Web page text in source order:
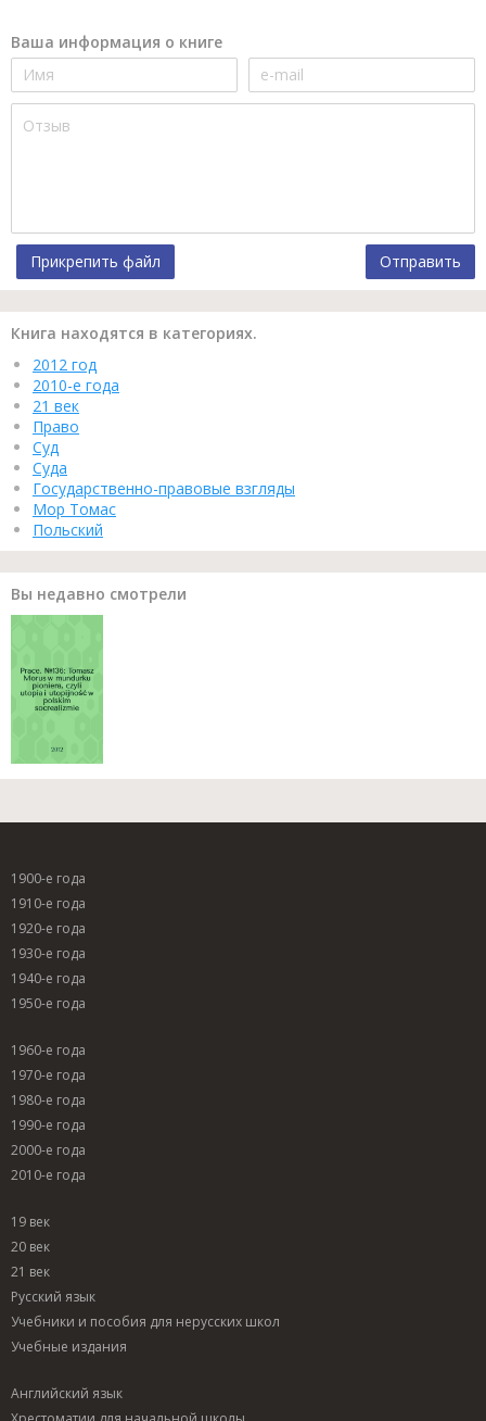
Ваша информация о книге
Прикрепить файл Отправить
Книга находятся в категориях.
2012 год
2010-е года
21 век
Право
Суд
Суда
Государственно-правовые взгляды
Мор Томас
Польский
Вы недавно смотрели
1900-е года
1910-е года
1920-е года
1930-е года
1940-е года
1950-е года
1960-е года
1970-е года
1980-е года
1990-е года
2000-е года
2010-е года
19 век
20 век
21 век
Русский язык
Учебники и пособия для нерусских школ
Учебные издания
Английский язык